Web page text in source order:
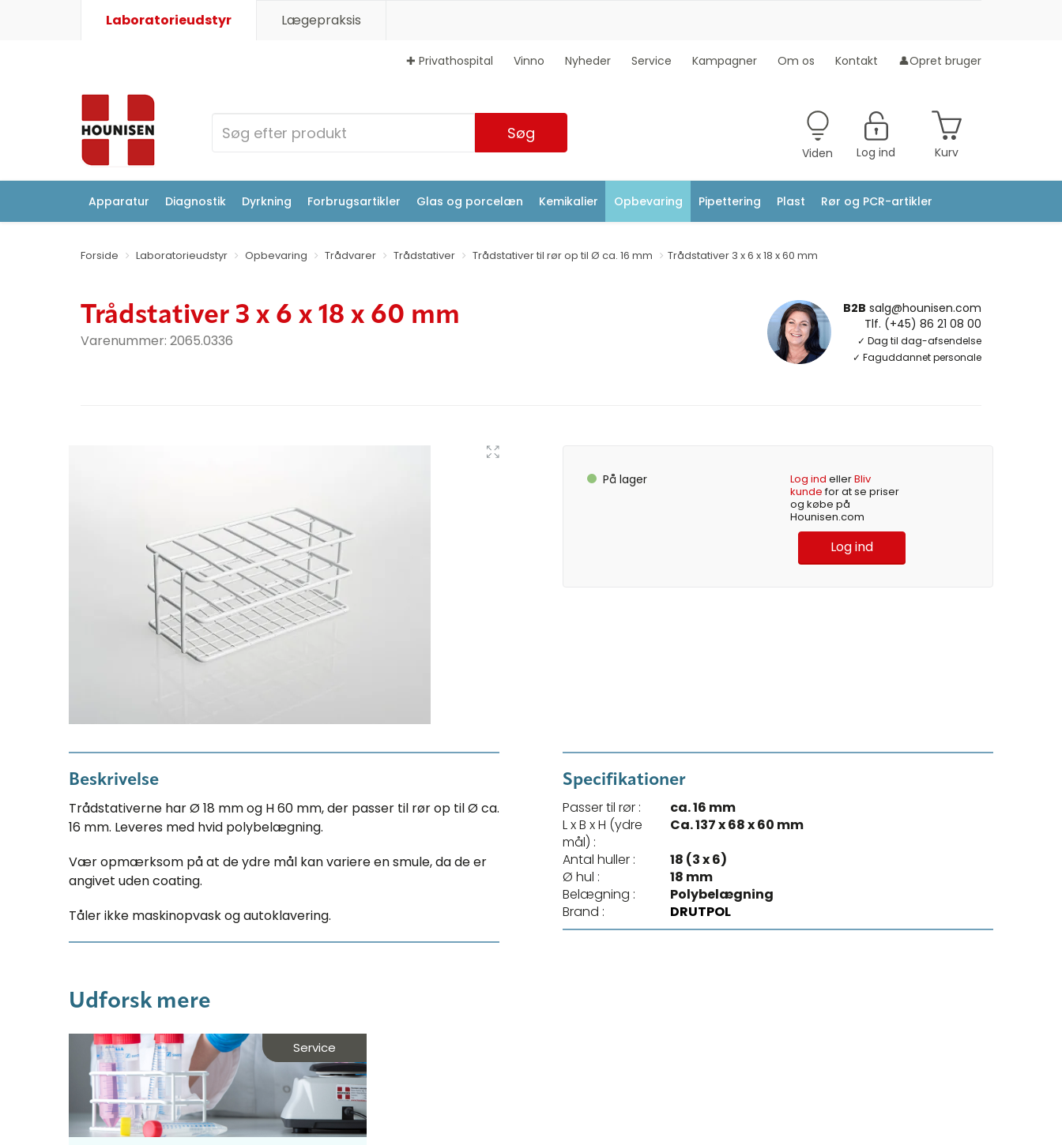
Laboratorieudstyr Lægepraksis
✚ Privathospital Vinno Nyheder Service Kampagner Om os Kontakt 👤Opret bruger
Søg
Viden Log ind Kurv
Apparatur Diagnostik Dyrkning Forbrugsartikler Glas og porcelæn Kemikalier Opbevaring Pipettering Plast Rør og PCR-artikler
Forside Laboratorieudstyr Opbevaring Trådvarer Trådstativer Trådstativer til rør op til Ø ca. 16 mm Trådstativer 3 x 6 x 18 x 60 mm
Trådstativer 3 x 6 x 18 x 60 mm
Varenummer: 2065.0336
B2B salg@hounisen.com
Tlf. (+45) 86 21 08 00
✓ Dag til dag-afsendelse
✓ Faguddannet personale
På lager Log ind ellerBliv
kundefor at se priser
og købe på
Hounisen.com
Log ind
Beskrivelse
Trådstativerne har Ø 18 mm og H 60 mm, der passer til rør op til Ø ca.
16 mm. Leveres med hvid polybelægning.
Vær opmærksom på at de ydre mål kan variere en smule, da de er
angivet uden coating.
Tåler ikke maskinopvask og autoklavering.
Specifikationer
Passer til rør :
ca. 16 mm
L x B x H (ydre
mål) :
Ca. 137 x 68 x 60 mm
Antal huller :
18 (3 x 6)
Ø hul :
18 mm
Belægning :
Polybelægning
Brand :
DRUTPOL
Udforsk mere
Service